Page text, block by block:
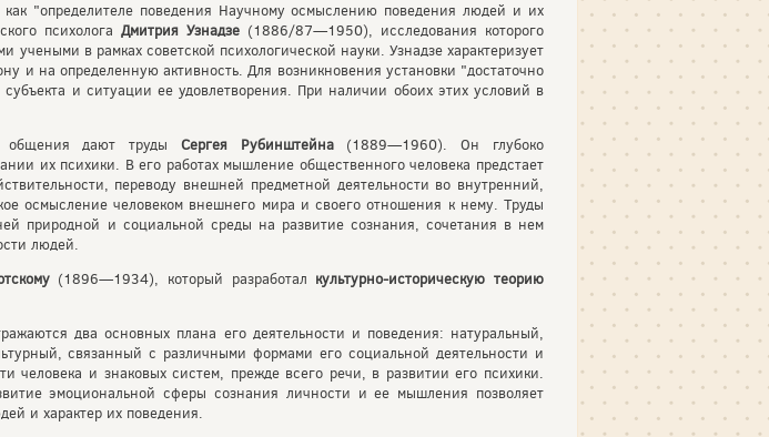
"определителе поведения Научному осмыслению поведения людей и их
психологаДмитрия Узнадзе (1886/87—1950), исследования которого
в рамках советской психологической науки. Узнадзе характеризует
и на определенную активность. Для возникновения установки "достаточно
и ситуации ее удовлетворения. При наличии обоих этих условий в
общения дают труды Сергея Рубинштейна(1889—1960). Он глубоко
их психики. В его работах мышление общественного человека предстает
переводу внешней предметной деятельности во внутренний,
осмысление человеком внешнего мира и своего отношения к нему. Труды
природной и социальной среды на развитие сознания, сочетания в нем
людей.
(1896—1934), который разработал культурно-историческую теорию
два основных плана его деятельности и поведения: натуральный,
связанный с различными формами его социальной деятельности и
человека и знаковых систем, прежде всего речи, в развитии его психики.
эмоциональной сферы сознания личности и ее мышления позволяет
и характер их поведения.